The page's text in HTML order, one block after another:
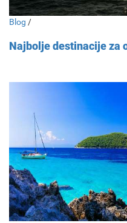
Blog /
Najbolje destinacije za